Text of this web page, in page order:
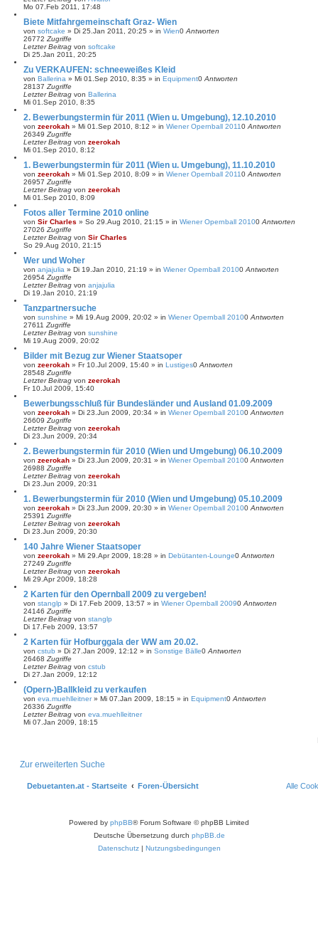
Mo 07.Feb 2011, 17:48
Biete Mitfahrgemeinschaft Graz- Wien
von softcake » Di 25.Jan 2011, 20:25 » in Wien0 Antworten
26772 Zugriffe
Letzter Beitrag von softcake
Di 25.Jan 2011, 20:25
Zu VERKAUFEN: schneeweißes Kleid
von Ballerina » Mi 01.Sep 2010, 8:35 » in Equipment0 Antworten
28137 Zugriffe
Letzter Beitrag von Ballerina
Mi 01.Sep 2010, 8:35
2. Bewerbungstermin für 2011 (Wien u. Umgebung), 12.10.2010
von zeerokah » Mi 01.Sep 2010, 8:12 » in Wiener Opernball 20110 Antworten
26349 Zugriffe
Letzter Beitrag von zeerokah
Mi 01.Sep 2010, 8:12
1. Bewerbungstermin für 2011 (Wien u. Umgebung), 11.10.2010
von zeerokah » Mi 01.Sep 2010, 8:09 » in Wiener Opernball 20110 Antworten
26957 Zugriffe
Letzter Beitrag von zeerokah
Mi 01.Sep 2010, 8:09
Fotos aller Termine 2010 online
von Sir Charles » So 29.Aug 2010, 21:15 » in Wiener Opernball 20100 Antworten
27026 Zugriffe
Letzter Beitrag von Sir Charles
So 29.Aug 2010, 21:15
Wer und Woher
von anjajulia » Di 19.Jan 2010, 21:19 » in Wiener Opernball 20100 Antworten
26954 Zugriffe
Letzter Beitrag von anjajulia
Di 19.Jan 2010, 21:19
Tanzpartnersuche
von sunshine » Mi 19.Aug 2009, 20:02 » in Wiener Opernball 20100 Antworten
27611 Zugriffe
Letzter Beitrag von sunshine
Mi 19.Aug 2009, 20:02
Bilder mit Bezug zur Wiener Staatsoper
von zeerokah » Fr 10.Jul 2009, 15:40 » in Lustiges0 Antworten
28548 Zugriffe
Letzter Beitrag von zeerokah
Fr 10.Jul 2009, 15:40
Bewerbungsschluß für Bundesländer und Ausland 01.09.2009
von zeerokah » Di 23.Jun 2009, 20:34 » in Wiener Opernball 20100 Antworten
26609 Zugriffe
Letzter Beitrag von zeerokah
Di 23.Jun 2009, 20:34
2. Bewerbungstermin für 2010 (Wien und Umgebung) 06.10.2009
von zeerokah » Di 23.Jun 2009, 20:31 » in Wiener Opernball 20100 Antworten
26988 Zugriffe
Letzter Beitrag von zeerokah
Di 23.Jun 2009, 20:31
1. Bewerbungstermin für 2010 (Wien und Umgebung) 05.10.2009
von zeerokah » Di 23.Jun 2009, 20:30 » in Wiener Opernball 20100 Antworten
25391 Zugriffe
Letzter Beitrag von zeerokah
Di 23.Jun 2009, 20:30
140 Jahre Wiener Staatsoper
von zeerokah » Mi 29.Apr 2009, 18:28 » in Debütanten-Lounge0 Antworten
27249 Zugriffe
Letzter Beitrag von zeerokah
Mi 29.Apr 2009, 18:28
2 Karten für den Opernball 2009 zu vergeben!
von stanglp » Di 17.Feb 2009, 13:57 » in Wiener Opernball 20090 Antworten
24146 Zugriffe
Letzter Beitrag von stanglp
Di 17.Feb 2009, 13:57
2 Karten für Hofburggala der WW am 20.02.
von cstub » Di 27.Jan 2009, 12:12 » in Sonstige Bälle0 Antworten
26468 Zugriffe
Letzter Beitrag von cstub
Di 27.Jan 2009, 12:12
(Opern-)Ballkleid zu verkaufen
von eva.muehlleitner» Mi 07.Jan 2009, 18:15 » in Equipment0 Antworten
26336 Zugriffe
Letzter Beitrag von eva.muehlleitner
Mi 07.Jan 2009, 18:15
Zur erweiterten Suche
Debuetanten.at - Startseite Foren-Übersicht Alle
Powered by phpBB® Forum Software © phpBB Limited
Deutsche Übersetzung durch phpBB.de
Datenschutz| Nutzungsbedingungen